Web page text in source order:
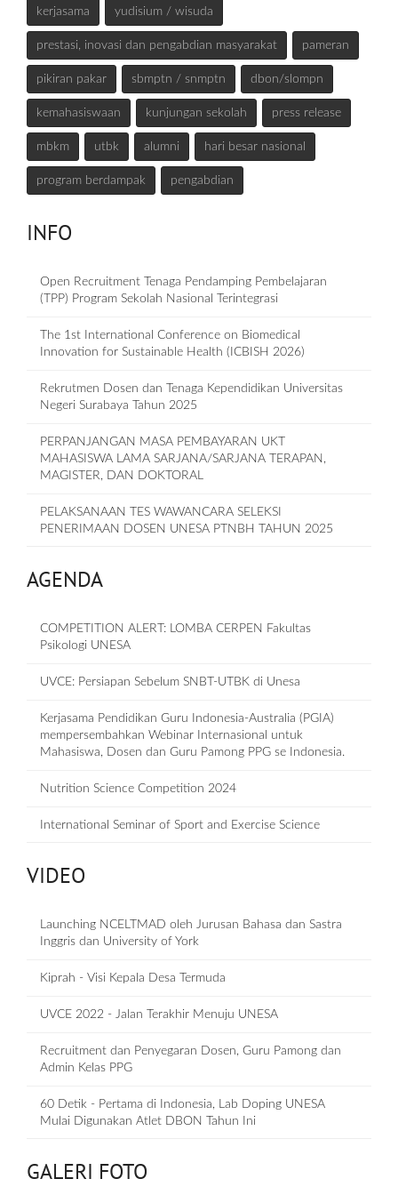
kerjasama yudisium / wisuda
prestasi, inovasi dan pengabdian masyarakat pameran
pikiran pakar sbmptn / snmptn dbon/slompn
kemahasiswaan kunjungan sekolah press release
mbkm utbk alumni hari besar nasional
program berdampak pengabdian
INFO
Open Recruitment Tenaga Pendamping Pembelajaran
(TPP) Program Sekolah Nasional Terintegrasi
The 1st International Conference on Biomedical
Innovation for Sustainable Health (ICBISH 2026)
Rekrutmen Dosen dan Tenaga Kependidikan Universitas
Negeri Surabaya Tahun 2025
PERPANJANGAN MASA PEMBAYARAN UKT
MAHASISWA LAMA SARJANA/SARJANA TERAPAN,
MAGISTER, DAN DOKTORAL
PELAKSANAAN TES WAWANCARA SELEKSI
PENERIMAAN DOSEN UNESA PTNBH TAHUN 2025
AGENDA
COMPETITION ALERT: LOMBA CERPEN Fakultas
Psikologi UNESA
UVCE: Persiapan Sebelum SNBT-UTBK di Unesa
Kerjasama Pendidikan Guru Indonesia-Australia (PGIA)
mempersembahkan Webinar Internasional untuk
Mahasiswa, Dosen dan Guru Pamong PPG se Indonesia.
Nutrition Science Competition 2024
International Seminar of Sport and Exercise Science
VIDEO
Launching NCELTMAD oleh Jurusan Bahasa dan Sastra
Inggris dan University of York
Kiprah - Visi Kepala Desa Termuda
UVCE 2022 - Jalan Terakhir Menuju UNESA
Recruitment dan Penyegaran Dosen, Guru Pamong dan
Admin Kelas PPG
60 Detik - Pertama di Indonesia, Lab Doping UNESA
Mulai Digunakan Atlet DBON Tahun Ini
GALERI FOTO